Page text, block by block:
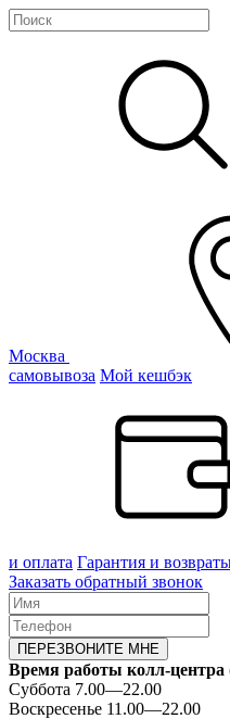
Москва
самовывоза Мой кешбэк
и оплата Гарантия и
Заказать обратный звонок
ПЕРЕЗВОНИТЕ МНЕ
Время работы колл-центра
Суббота 7.00—22.00
Воскресенье 11.00—22.00